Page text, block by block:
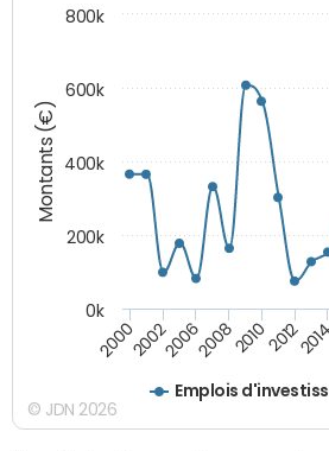
Montants (€)
Emplois
200020022006200820102012
0k
200k
400k
600k
800k
© JDN 2026